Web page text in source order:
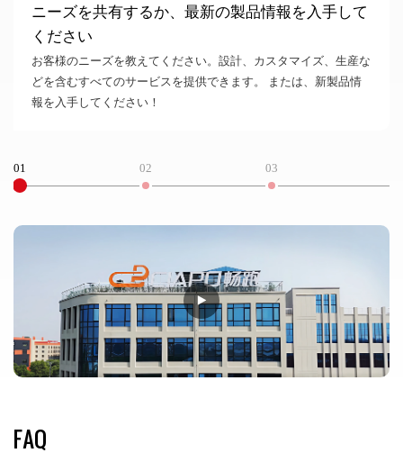
ニーズを共有するか、最新の製品情報を入手して
ください
お客様のニーズを教えてください。設計、カスタマイズ、生産な
どを含むすべてのサービスを提供できます。 または、新製品情
報を入手してください！
01 02 03
FAQ